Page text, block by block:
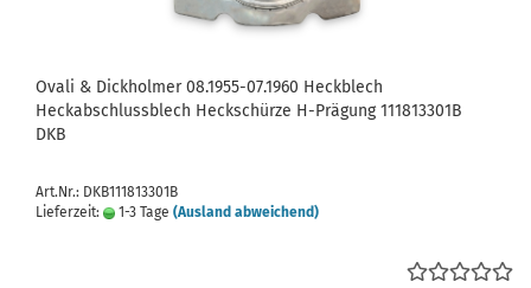
Ovali & Dickholmer 08.1955-07.1960 Heckblech
Heckabschlussblech Heckschürze H-Prägung 111813301B
DKB
Art.Nr.: DKB111813301B
Lieferzeit:
1-3 Tage (Ausland abweichend)